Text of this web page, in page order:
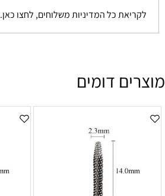
לקריאת כל המדיניות משלוחים, לחצו כאן.
מוצרים דומים